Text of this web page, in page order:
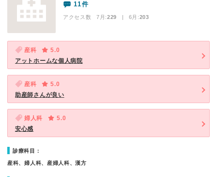
11件
アクセス数 7月:229 | 6月:203
産科
5.0
アットホームな個人病院
産科
5.0
助産師さんが良い
婦人科
5.0
安心感
診療科目：
産科、婦人科、産婦人科、漢方